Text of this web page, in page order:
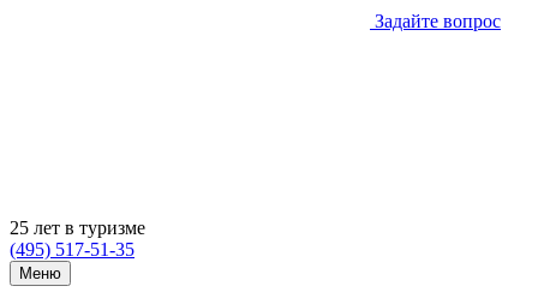
Задайте вопрос
25 лет в туризме
(495) 517-51-35
Меню